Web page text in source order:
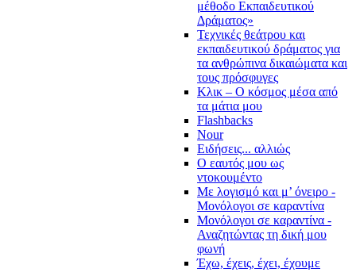
μέθοδο Εκπαιδευτικού
Δράματος»
Τεχνικές θεάτρου και
εκπαιδευτικού δράματος για
τα ανθρώπινα δικαιώματα και
τους πρόσφυγες
Κλικ – Ο κόσμος μέσα από
τα μάτια μου
Flashbacks
Nour
Ειδήσεις... αλλιώς
Ο εαυτός μου ως
ντοκουμέντο
Με λογισμό και μ’ όνειρο -
Μονόλογοι σε καραντίνα
Μονόλογοι σε καραντίνα -
Αναζητώντας τη δική μου
φωνή
Έχω, έχεις, έχει, έχουμε